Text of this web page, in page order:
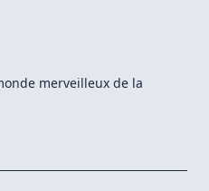
merveilleux de la